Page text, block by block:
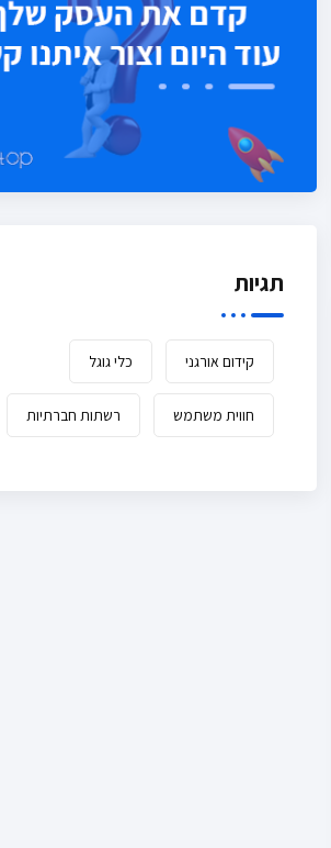
תגיות
קידום אורגני כלי גוגל
חווית משתמש רשתות חברתיות